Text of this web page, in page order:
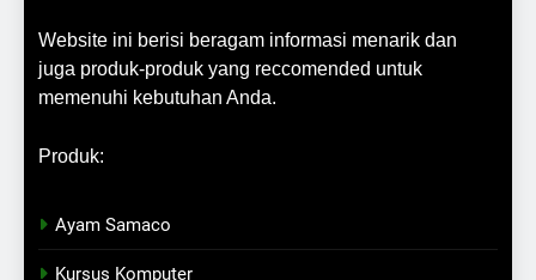
Website ini berisi beragam informasi menarik dan
juga produk-produk yang reccomended untuk
memenuhi kebutuhan Anda.
Produk:
Ayam Samaco
Kursus Komputer